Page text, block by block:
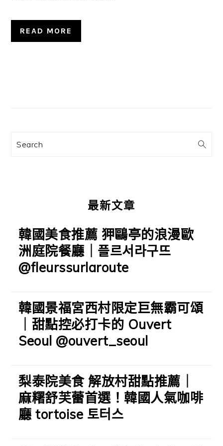
READ MORE
訊
Search
最新文章
韓國美食推薦 狎鷗亭的浪漫歐
洲庭院餐廳｜플르서라구뜨
@fleurssurlaroute
韓國景福宮西村限定巨無霸可頌
｜甜點控必打卡的 Ouvert
Seoul @ouvert_seoul
梨泰院美食 解放村甜點推薦｜
麻糬舒芙蕾首選！韓國人氣咖啡
廳 tortoise 토터스